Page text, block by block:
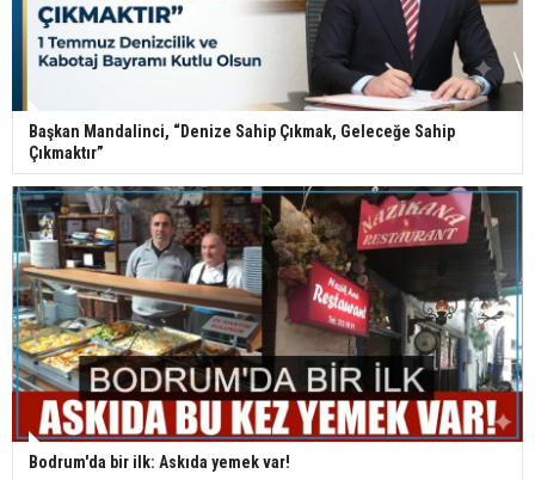
Başkan Mandalinci, “Denize Sahip Çıkmak, Geleceğe Sahip
Çıkmaktır”
Bodrum'da bir ilk: Askıda yemek var!